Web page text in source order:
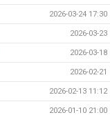
2026-03-24 17:30
2026-03-23
2026-03-18
2026-02-21
2026-02-13 11:12
2026-01-10 21:00